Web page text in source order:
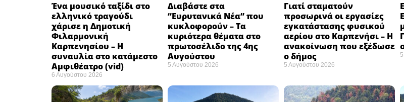
Ένα μουσικό ταξίδι στο
ελληνικό τραγούδι
χάρισε η Δημοτική
Φιλαρμονική
Καρπενησίου – Η
συναυλία στο κατάμεστο
Αμφιθέατρο (vid)
6 Αυγούστου 2026
Διαβάστε στα
“Ευρυτανικά Νέα” που
κυκλοφορούν – Τα
κυριότερα θέματα στο
πρωτοσέλιδο της 4ης
Αυγούστου
5 Αυγούστου 2026
Γιατί σταματούν
προσωρινά οι εργασίες
εγκατάστασης φυσικού
αερίου στο Καρπενήσι – Η
ανακοίνωση που εξέδωσε
ο δήμος
5 Αυγούστου 2026